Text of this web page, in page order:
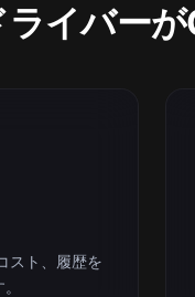
イバー
スト、履歴を